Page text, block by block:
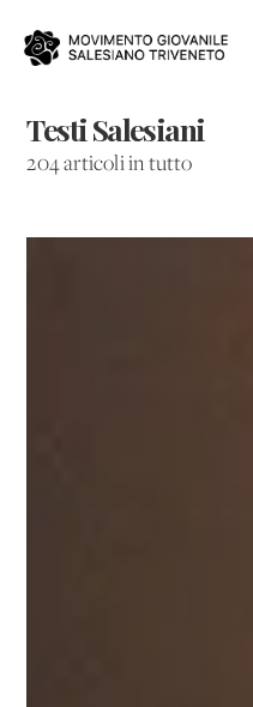
Testi Salesiani
204 articoli in tutto